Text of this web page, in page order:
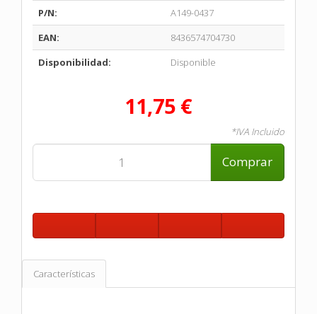
P/N:
A149-0437
EAN:
8436574704730
Disponibilidad:
Disponible
11,75 €
*IVA Incluido
Comprar
Características